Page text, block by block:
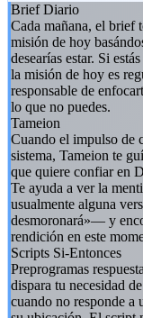
Brief Diario
Cada mañana, el brief
misión de hoy
desearías estar. Si
la misión de hoy es
responsable de
lo que no puedes.
Tameion
Cuando el impulso de
sistema, Tameion te
que quiere confiar en
Te ayuda a ver la
usualmente alguna
desmoronará»— y
rendición en este
Scripts Si-Entonces
Preprogramas
dispara tu necesidad
cuando no responde a